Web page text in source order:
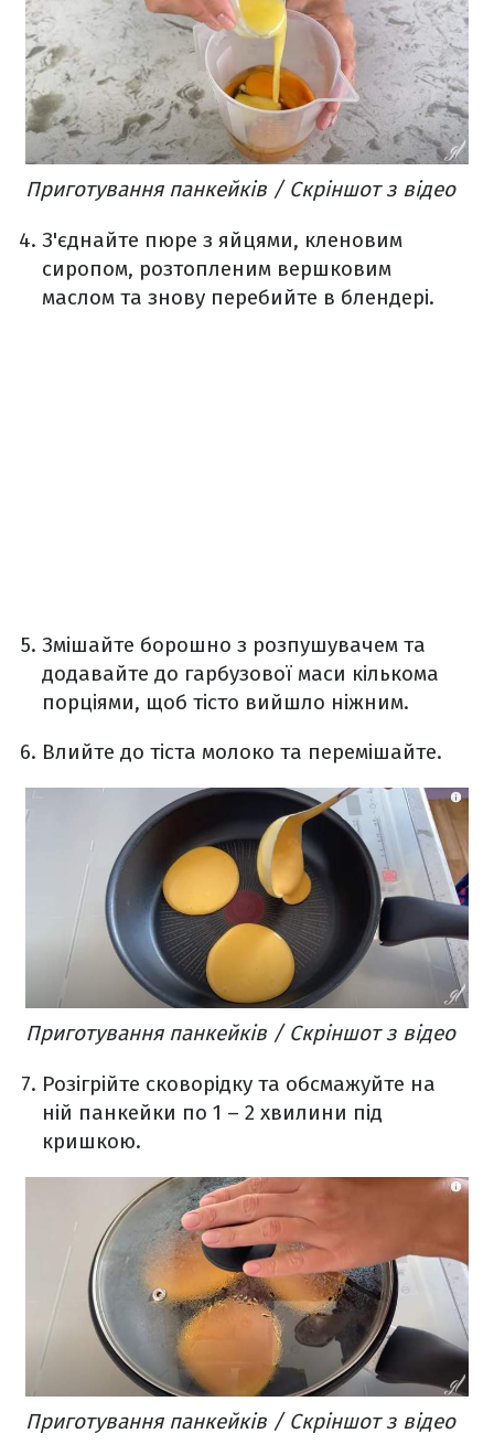
Приготування панкейків / Скріншот з відео
З'єднайте пюре з яйцями, кленовим
сиропом, розтопленим вершковим
маслом та знову перебийте в блендері.
Змішайте борошно з розпушувачем та
додавайте до гарбузової маси кількома
порціями, щоб тісто вийшло ніжним.
Влийте до тіста молоко та перемішайте.
Приготування панкейків / Скріншот з відео
Розігрійте сковорідку та обсмажуйте на
ній панкейки по 1 – 2 хвилини під
кришкою.
Приготування панкейків / Скріншот з відео